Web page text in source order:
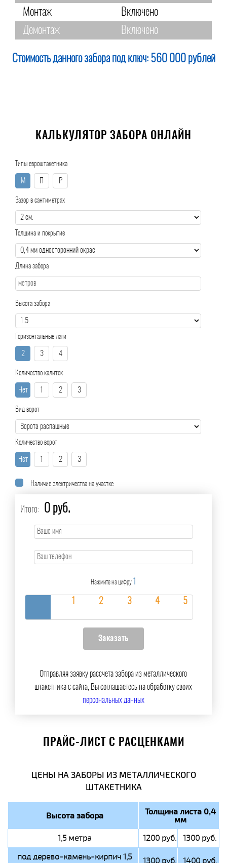
Монтаж
Включено
Демонтаж
Включено
Стоимость данного забора под ключ: 560 000 рублей
КАЛЬКУЛЯТОР ЗАБОРА ОНЛАЙН
Типы евроштакетника
М Р
Зазор в сантиметрах
Толщина и покрытие
Длина забора
Высота забора
Горизонтальные лаги
2 3 4
Количество калиток
Нет 2 3
Вид ворот
Количество ворот
Нет 2 3
Наличие электричества на участке
Итого: 0 руб.
Нажмите на цифру 1
Отправляя заявку рассчета забора из металлического
штакетника с сайта, Вы соглашаетесь на обработку своих
персональных данных
ПРАЙС-ЛИСТ С РАСЦЕНКАМИ
ЦЕНЫ НА ЗАБОРЫ ИЗ МЕТАЛЛИЧЕСКОГО
ШТАКЕТНИКА
Высота забора Толщина листа 0,4
мм
1,5 метра 1200 руб.
1300 руб.
под дерево-камень-кирпич 1,5
1300 руб. 1400 руб.